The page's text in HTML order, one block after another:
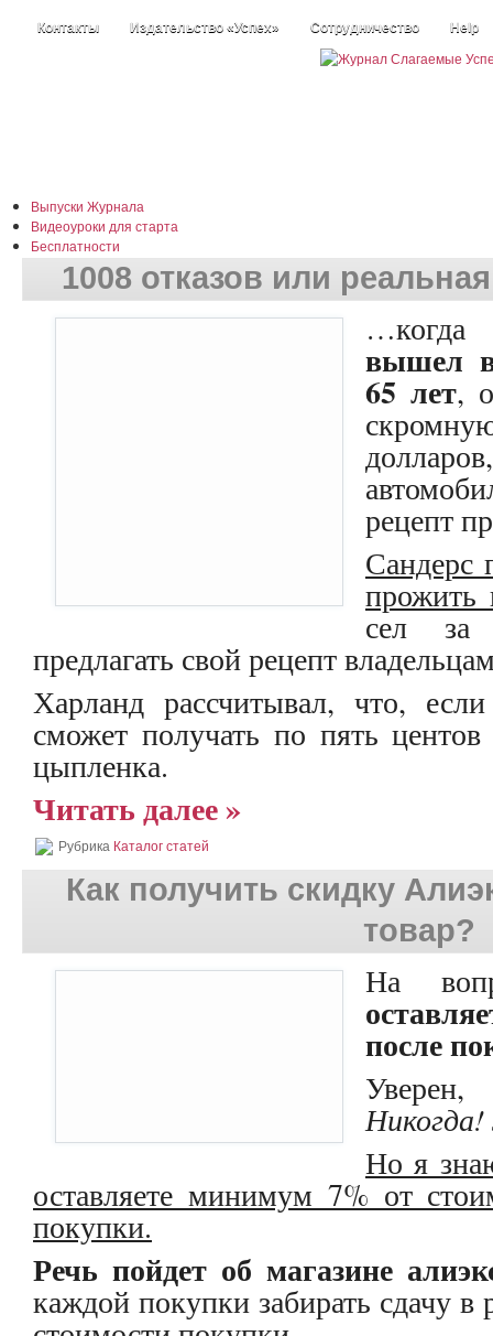
Контакты Издательство «Успех» Сотрудничество Help
Выпуски Журнала
Видеоуроки для старта
Бесплатности
Истории +
Наши информеры
Каталог статей
Размышлизмы
1008 отказов или
…когда
вышел в
65 лет,
рецепт
Сандерс
прожить
сел за
предлагать свой рецепт
Харланд рассчитывал, что,
сможет получать по пять
цыпленка.
Читать далее »
Рубрика Каталог статей
Как получить скидку
товар?
На
после
Никогда!
Но я
оставляете минимум 7% от
покупки.
Речь пойдет об магазине
каждой покупки забирать сдачу